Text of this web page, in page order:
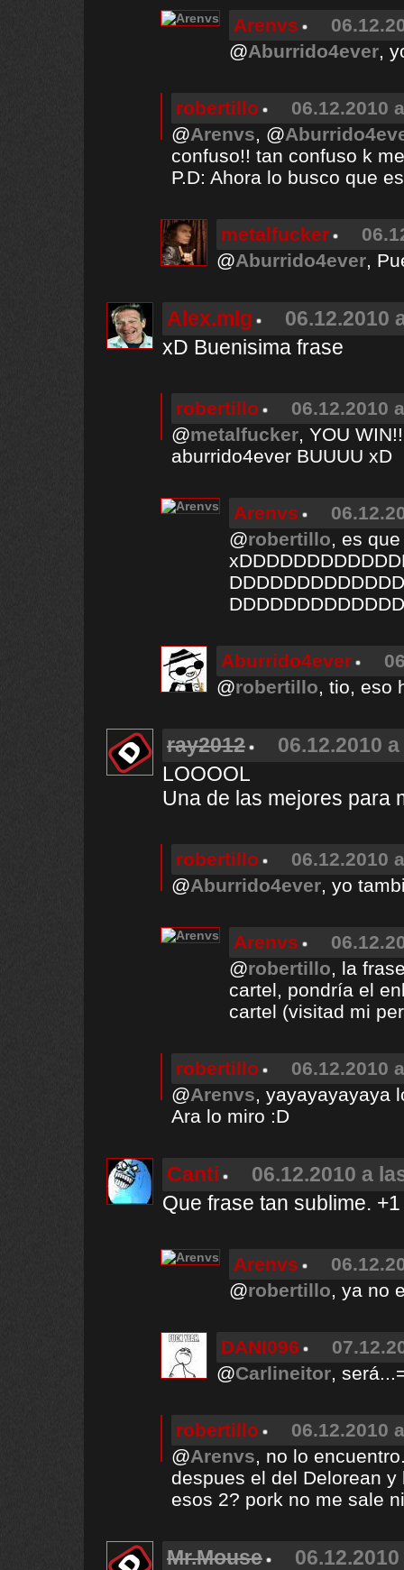
Arenvs
@Aburrido4ever,
robertillo
06.12.2010
@Arenvs, @
confuso!! tan confuso k
P.D: Ahora lo busco que
metalfucker
@Aburrido4ever,
Alex.mlg
06.12.2010
xD Buenisima frase
robertillo
06.12.2010
@metalfucker, YOU
aburrido4ever BUUUU xD
Arenvs
@robertillo, es
Aburrido4ever
@robertillo, tio, eso
ray2012
06.12.2010
LOOOOL
Una de las mejores para
robertillo
06.12.2010
@Aburrido4ever, yo
Arenvs
@robertillo, la
cartel, pondría el
cartel (visitad mi
robertillo
06.12.2010
@Arenvs, yayayayayaya
Ara lo miro :D
Canti
06.12.2010 a
Que frase tan sublime. +1
Arenvs
@robertillo, ya no
DANI096
@Carlineitor,
robertillo
06.12.2010
@Arenvs, no lo
despues el del Delorean
esos 2? pork no me sale
Mr.Mouse